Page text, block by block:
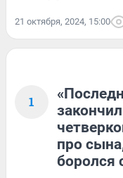
21 октября, 2024, 15:00
1
про
боролся